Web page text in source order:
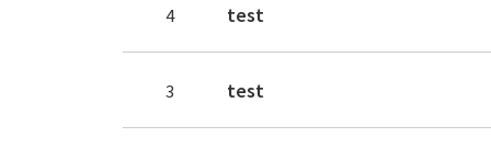
4 test
3 test